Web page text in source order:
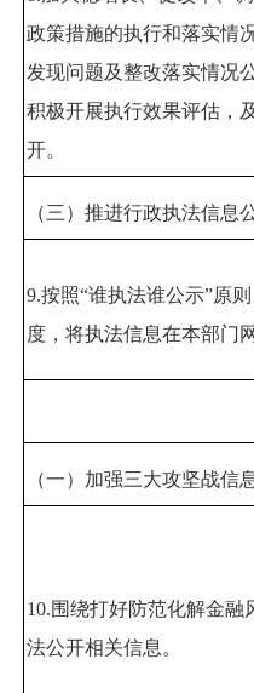
政策措施的执行和落实情
发现问题及整改落实情况
积极开展执行效果评估，
开。
（三）推进行政执法信息
9.按照“谁执法谁公示”原
度，将执法信息在本部门
（一）加强三大攻坚战信
10.围绕打好防范化解金融
法公开相关信息。